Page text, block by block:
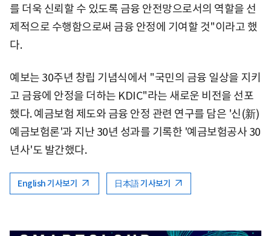
를 더욱 신뢰할 수 있도록 금융 안전망으로서의 역할을 선
제적으로 수행함으로써 금융 안정에 기여할 것"이라고 했
다.
예보는 30주년 창립 기념식에서 "국민의 금융 일상을 지키
고 금융에 안정을 더하는 KDIC"라는 새로운 비전을 선포
했다. 예금보험 제도와 금융 안정 관련 연구를 담은 '신(新)
예금보험론'과 지난 30년 성과를 기록한 '예금보험공사 30
년사'도 발간했다.
English 기사보기 日本語 기사보기